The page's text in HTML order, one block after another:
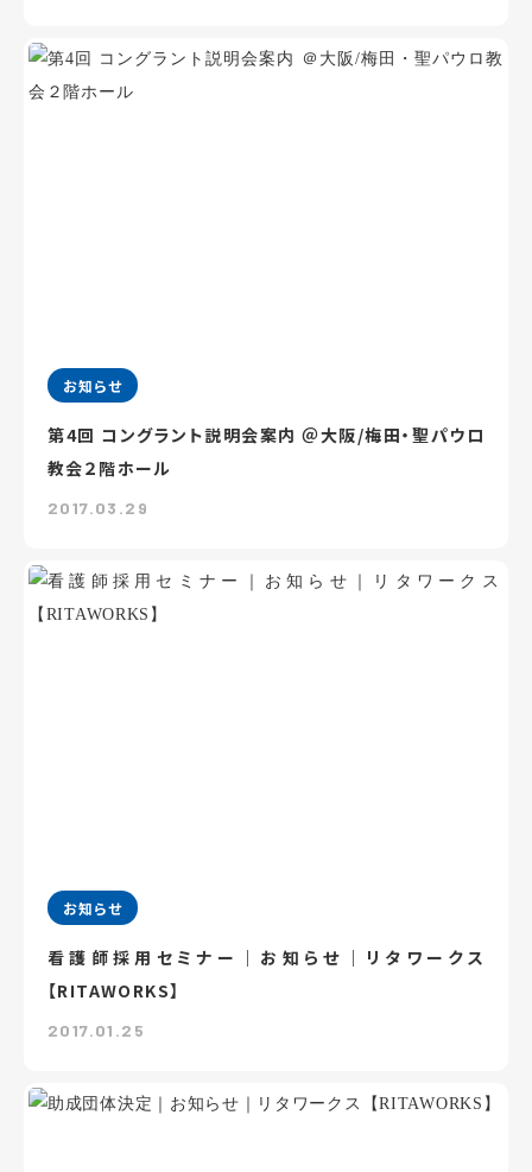
お知らせ
第4回 コングラント説明会案内 ＠大阪/梅田・聖パウロ
教会２階ホール
2017.03.29
お知らせ
看護師採用セミナー｜お知らせ｜リタワークス
【RITAWORKS】
2017.01.25